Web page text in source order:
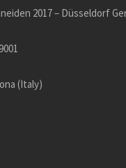
2017 – Düsseldorf
(Italy)